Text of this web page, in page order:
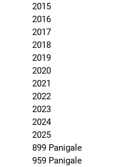
2015
2016
2017
2018
2019
2020
2021
2022
2023
2024
2025
899 Panigale
959 Panigale